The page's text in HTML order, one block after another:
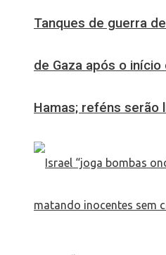
Tanques de guerra
de Gaza após o
Hamas; reféns serão